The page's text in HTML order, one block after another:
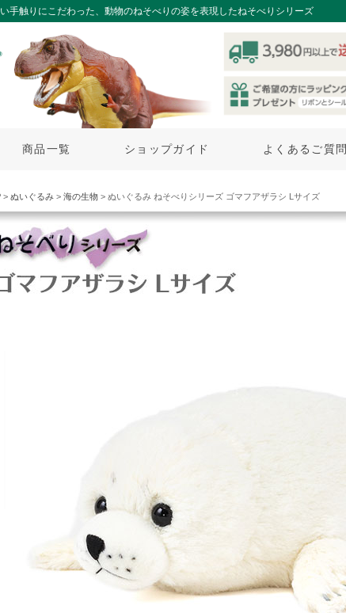
手触りにこだわった、動物のねそべりの姿を表現したねそべりシリーズ
商品一覧 ショップガイド よくあるご質問
> ぬいぐるみ > 海の生物 > ぬいぐるみ ねそべりシリーズ ゴマフアザラシ Lサイズ